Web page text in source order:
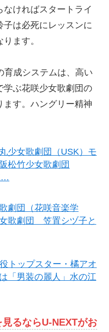
なければスタートライ
子は必死にレッスンに
ます。
育成システムは、高い
学ぶ花咲少女歌劇団の
す。ハングリー精神
少女歌劇団（USK）モ
松竹少女歌劇団
劇団（花咲音楽学
歌劇団 笠置シヅ子と
トップスター・橘アオ
「男装の麗人」水の江
るならU-NEXTがお